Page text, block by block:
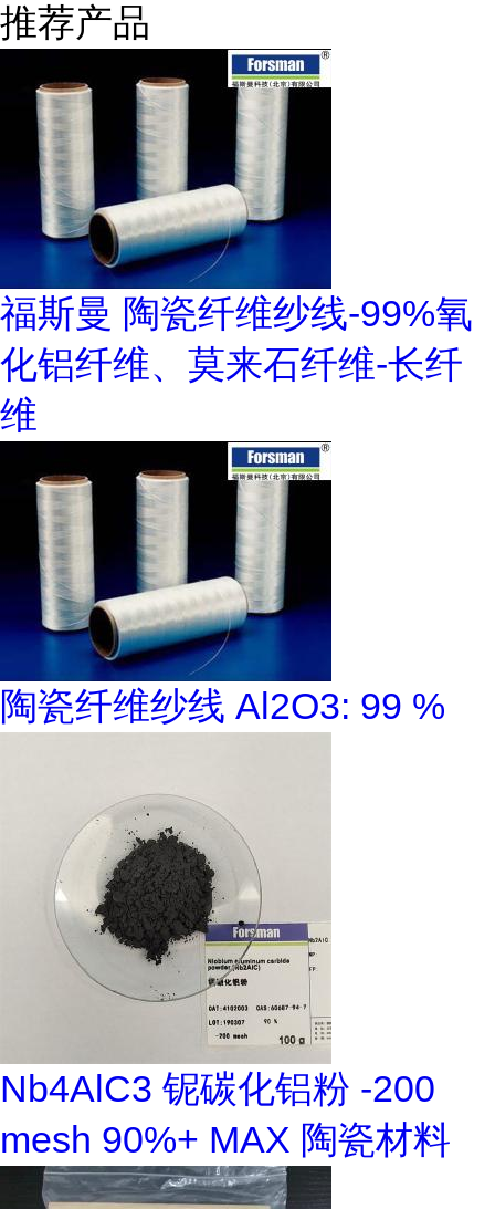
推荐产品
福斯曼 陶瓷纤维纱线-99%氧
化铝纤维、莫来石纤维-长纤
维
陶瓷纤维纱线 Al2O3: 99 %
Nb4AlC3 铌碳化铝粉 -200
mesh 90%+ MAX 陶瓷材料